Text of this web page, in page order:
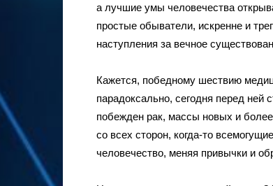
а лучшие умы человечества
простые обыватели, искренне и
наступления за вечное
Кажется, победному шествию
парадоксально, сегодня перед ней
побежден рак, массы новых и
со всех сторон, когда-то
человечество, меняя привычки и